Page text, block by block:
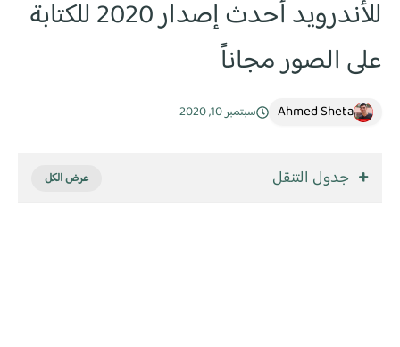
للأندرويد أحدث إصدار 2020 للكتابة
على الصور مجاناً
Ahmed Sheta سبتمبر 10, 2020
جدول التنقل